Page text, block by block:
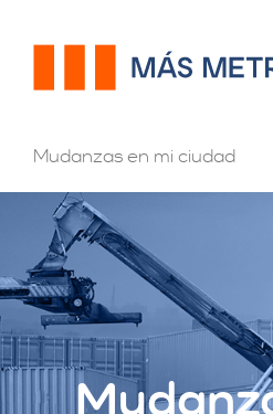
Mudanzas en mi ciudad